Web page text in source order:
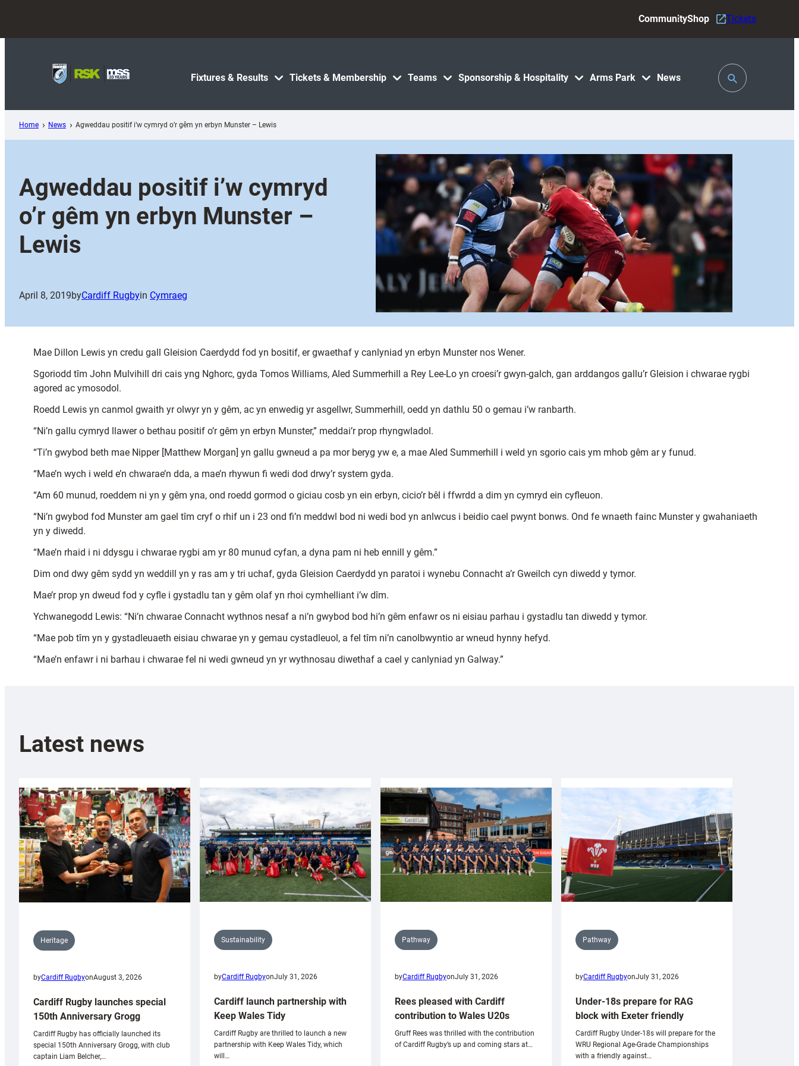
content
Fixtures & Results Tickets & Membership Teams Sponsorship & Hospitality Arms Park News
CommunityShop Tickets
Toggle
Search
Home News Agweddau positif i’w cymryd o’r gêm yn erbyn Munster – Lewis
Agweddau positif i’w cymryd
o’r gêm yn erbyn Munster –
Lewis
April 8, 2019byCardiff Rugbyin Cymraeg
Mae Dillon Lewis yn credu gall Gleision Caerdydd fod yn bositif, er gwaethaf y canlyniad yn erbyn Munster nos Wener.
Sgoriodd tîm John Mulvihill dri cais yng Nghorc, gyda Tomos Williams, Aled Summerhill a Rey Lee-Lo yn croesi’r gwyn-galch, gan arddangos gallu’r Gleision i chwarae rygbi
agored ac ymosodol.
Roedd Lewis yn canmol gwaith yr olwyr yn y gêm, ac yn enwedig yr asgellwr, Summerhill, oedd yn dathlu 50 o gemau i’w ranbarth.
“Ni’n gallu cymryd llawer o bethau positif o’r gêm yn erbyn Munster,” meddai’r prop rhyngwladol.
“Ti’n gwybod beth mae Nipper [Matthew Morgan] yn gallu gwneud a pa mor beryg yw e, a mae Aled Summerhill i weld yn sgorio cais ym mhob gêm ar y funud.
“Mae’n wych i weld e’n chwarae’n dda, a mae’n rhywun fi wedi dod drwy’r system gyda.
“Am 60 munud, roeddem ni yn y gêm yna, ond roedd gormod o giciau cosb yn ein erbyn, cicio’r bêl i ffwrdd a dim yn cymryd ein cyfleuon.
“Ni’n gwybod fod Munster am gael tîm cryf o rhif un i 23 ond fi’n meddwl bod ni wedi bod yn anlwcus i beidio cael pwynt bonws. Ond fe wnaeth fainc Munster y gwahaniaeth
yn y diwedd.
“Mae’n rhaid i ni ddysgu i chwarae rygbi am yr 80 munud cyfan, a dyna pam ni heb ennill y gêm.”
Dim ond dwy gêm sydd yn weddill yn y ras am y tri uchaf, gyda Gleision Caerdydd yn paratoi i wynebu Connacht a’r Gweilch cyn diwedd y tymor.
Mae’r prop yn dweud fod y cyfle i gystadlu tan y gêm olaf yn rhoi cymhelliant i’w dîm.
Ychwanegodd Lewis: “Ni’n chwarae Connacht wythnos nesaf a ni’n gwybod bod hi’n gêm enfawr os ni eisiau parhau i gystadlu tan diwedd y tymor.
“Mae pob tîm yn y gystadleuaeth eisiau chwarae yn y gemau cystadleuol, a fel tîm ni’n canolbwyntio ar wneud hynny hefyd.
“Mae’n enfawr i ni barhau i chwarae fel ni wedi gwneud yn yr wythnosau diwethaf a cael y canlyniad yn Galway.”
Latest news
Heritage
byCardiff RugbyonAugust 3, 2026
Cardiff Rugby launches special
150th Anniversary Grogg
Cardiff Rugby has officially launched its
special 150th Anniversary Grogg, with club
captain Liam Belcher,…
Sustainability
byCardiff RugbyonJuly 31, 2026
Cardiff launch partnership with
Keep Wales Tidy
Cardiff Rugby are thrilled to launch a new
partnership with Keep Wales Tidy, which
will…
Pathway
byCardiff RugbyonJuly 31, 2026
Rees pleased with Cardiff
contribution to Wales U20s
Gruff Rees was thrilled with the contribution
of Cardiff Rugby’s up and coming stars at…
Pathway
byCardiff RugbyonJuly 31, 2026
Under-18s prepare for RAG
block with Exeter friendly
Cardiff Rugby Under-18s will prepare for the
WRU Regional Age-Grade Championships
with a friendly against…